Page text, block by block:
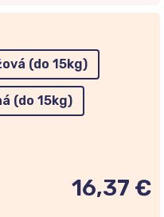
(do 15kg)
(do 15kg)
16,37 €